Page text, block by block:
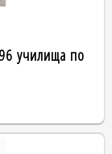
училища по